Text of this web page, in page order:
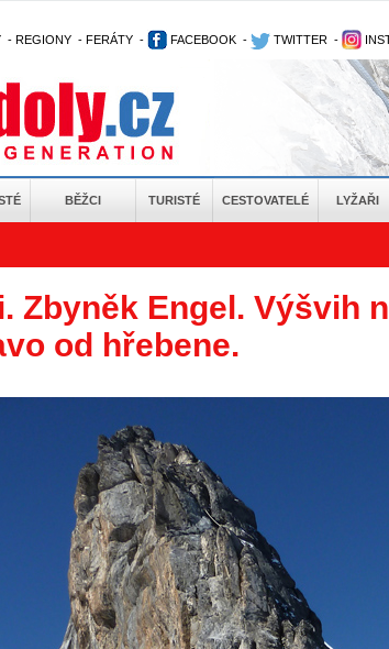
- REGIONY - FERÁTY - FACEBOOK - TWITTER -
BĚŽCI TURISTÉ CESTOVATELÉ LYŽAŘI
Zbyněk Engel. Výšvih
od hřebene.